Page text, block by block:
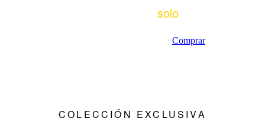
solo
Comprar
COLECCIÓN EXCLUSIVA